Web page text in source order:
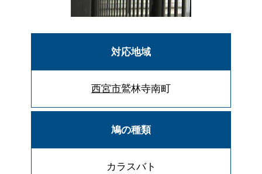
対応地域
西宮市鷲林寺南町
鳩の種類
カラスバト